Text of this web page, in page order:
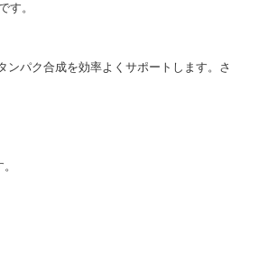
す。
パク合成を効率よくサポートします。さ